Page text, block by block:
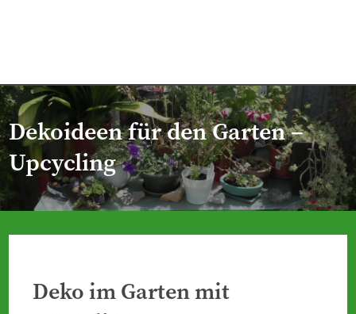
Dekoideen für den Garten –
Upcycling
Deko im Garten mit